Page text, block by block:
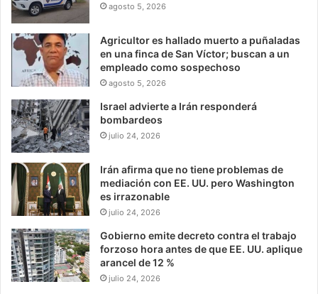
agosto 5, 2026
Agricultor es hallado muerto a puñaladas
en una finca de San Víctor; buscan a un
empleado como sospechoso
agosto 5, 2026
Israel advierte a Irán responderá
bombardeos
julio 24, 2026
Irán afirma que no tiene problemas de
mediación con EE. UU. pero Washington
es irrazonable
julio 24, 2026
Gobierno emite decreto contra el trabajo
forzoso hora antes de que EE. UU. aplique
arancel de 12 %
julio 24, 2026